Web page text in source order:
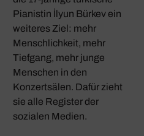
Pianistin İlyun Bürkev ein
weiteres Ziel: mehr
Menschlichkeit, mehr
Tiefgang, mehr junge
Menschen in den
Konzertsälen. Dafür zieht
sie alle Register der
sozialen Medien.